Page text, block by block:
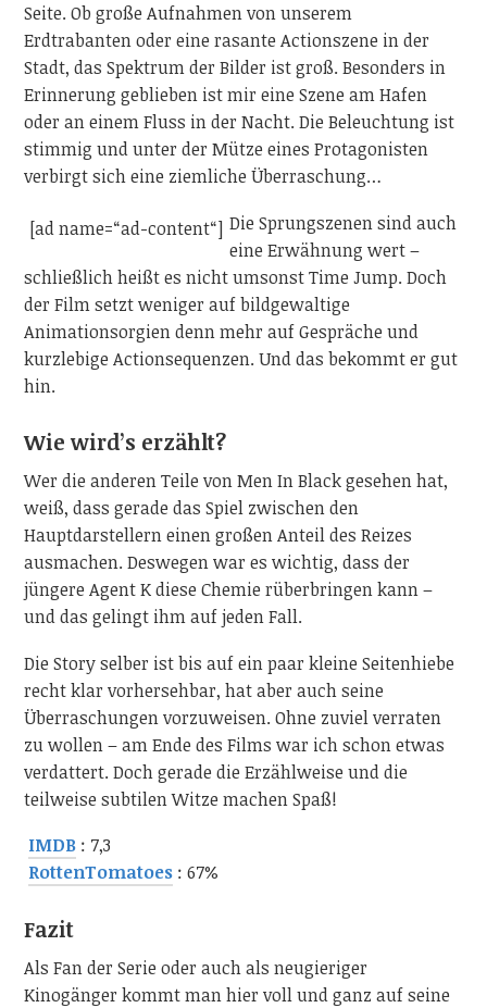
Seite. Ob große Aufnahmen von unserem
Erdtrabanten oder eine rasante Actionszene in der
Stadt, das Spektrum der Bilder ist groß. Besonders in
Erinnerung geblieben ist mir eine Szene am Hafen
oder an einem Fluss in der Nacht. Die Beleuchtung ist
stimmig und unter der Mütze eines Protagonisten
verbirgt sich eine ziemliche Überraschung…
[ad name=“ad-content“] Die Sprungszenen sind auch
eine Erwähnung wert –
schließlich heißt es nicht umsonst Time Jump. Doch
der Film setzt weniger auf bildgewaltige
Animationsorgien denn mehr auf Gespräche und
kurzlebige Actionsequenzen. Und das bekommt er gut
hin.
Wie wird’s erzählt?
Wer die anderen Teile von Men In Black gesehen hat,
weiß, dass gerade das Spiel zwischen den
Hauptdarstellern einen großen Anteil des Reizes
ausmachen. Deswegen war es wichtig, dass der
jüngere Agent K diese Chemie rüberbringen kann –
und das gelingt ihm auf jeden Fall.
Die Story selber ist bis auf ein paar kleine Seitenhiebe
recht klar vorhersehbar, hat aber auch seine
Überraschungen vorzuweisen. Ohne zuviel verraten
zu wollen – am Ende des Films war ich schon etwas
verdattert. Doch gerade die Erzählweise und die
teilweise subtilen Witze machen Spaß!
IMDB : 7,3
RottenTomatoes : 67%
Fazit
Als Fan der Serie oder auch als neugieriger
Kinogänger kommt man hier voll und ganz auf seine